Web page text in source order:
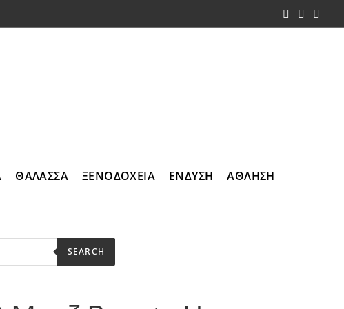
ΘΑΛΑΣΣΑ ΞΕΝΟΔΟΧΕΙΑ ΕΝΔΥΣΗ ΑΘΛΗΣΗ
SEARCH